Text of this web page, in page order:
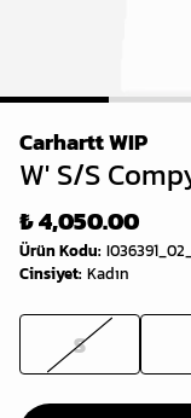
1 2
Carhartt WIP
W' S/S
₺ 4,050.00
Ürün Kodu:
Cinsiyet: Kadın
S